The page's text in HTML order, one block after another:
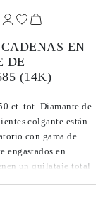
EN
DE
(14K)
ct. tot. Diamante de
colgante están
con gama de
engastados en
un quilataje total